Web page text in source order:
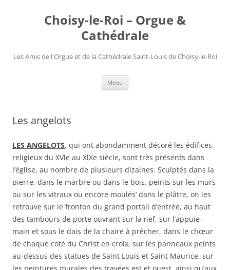
Choisy-le-Roi – Orgue &
Cathédrale
Les Amis de l'Orgue et de la Cathédrale Saint-Louis de Choisy-le-Roi
Menu
Les angelots
LES ANGELOTS, qui ont abondamment décoré les édifices
religieux du XVle au XlXe siècle, sont très présents dans
l’église, au nombre de plusieurs dizaines. Sculptés dans la
pierre, dans le marbre ou dans le bois. peints sur les murs
ou sur les vitraux ou encore moulés‘ dans le plâtre, on les
retrouve sur le fronton du grand portail d’entrée, au haut
des tambours de porte ouvrant sur la nef, sur l’appuie-
main et sous le dais de la chaire à prêcher, dans le chœur
de chaque coté du Christ en croix, sur les panneaux peints
au-dessus des statues de Saint Louis et Saint Maurice, sur